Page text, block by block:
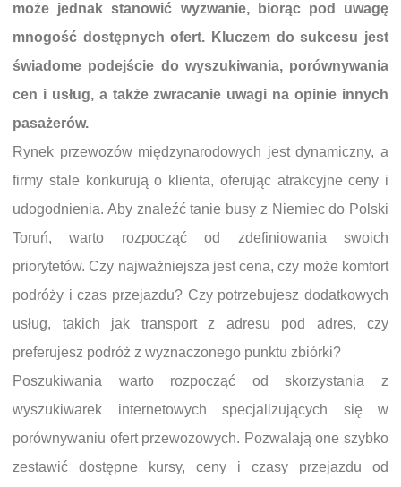
może jednak stanowić wyzwanie, biorąc pod uwagę
mnogość dostępnych ofert. Kluczem do sukcesu jest
świadome podejście do wyszukiwania, porównywania
cen i usług, a także zwracanie uwagi na opinie innych
pasażerów.
Rynek przewozów międzynarodowych jest dynamiczny, a
firmy stale konkurują o klienta, oferując atrakcyjne ceny i
udogodnienia. Aby znaleźć tanie busy z Niemiec do Polski
Toruń, warto rozpocząć od zdefiniowania swoich
priorytetów. Czy najważniejsza jest cena, czy może komfort
podróży i czas przejazdu? Czy potrzebujesz dodatkowych
usług, takich jak transport z adresu pod adres, czy
preferujesz podróż z wyznaczonego punktu zbiórki?
Poszukiwania warto rozpocząć od skorzystania z
wyszukiwarek internetowych specjalizujących się w
porównywaniu ofert przewozowych. Pozwalają one szybko
zestawić dostępne kursy, ceny i czasy przejazdu od